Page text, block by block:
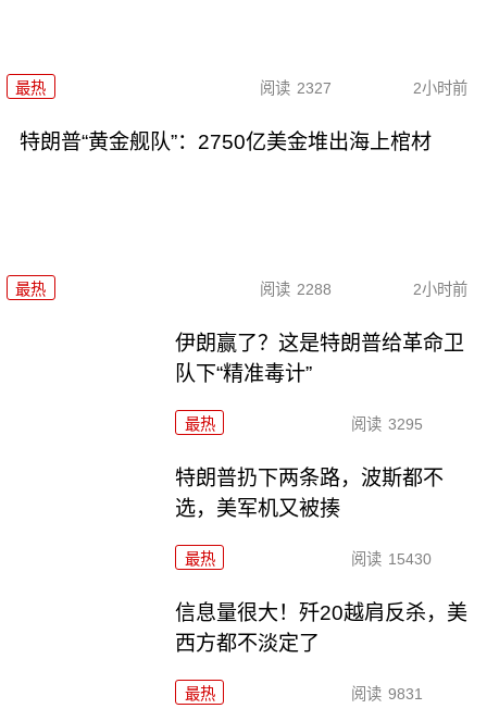
最热 阅读 2327 2小时前
特朗普“黄金舰队”：2750亿美金堆出海上棺材
最热 阅读 2288 2小时前
伊朗赢了？这是特朗普给革命卫
队下“精准毒计”
最热 阅读 3295
特朗普扔下两条路，波斯都不
选，美军机又被揍
最热 阅读 15430
信息量很大！歼20越肩反杀，美
西方都不淡定了
最热 阅读 9831